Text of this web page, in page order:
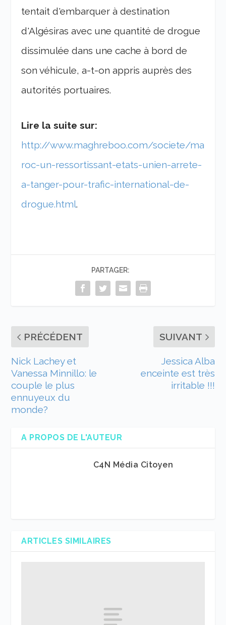
tentait d'embarquer à destination
d'Algésiras avec une quantité de drogue
dissimulée dans une cache à bord de
son véhicule, a-t-on appris auprès des
autorités portuaires.
Lire la suite sur:
http://www.maghreboo.com/societe/ma
roc-un-ressortissant-etats-unien-arrete-
a-tanger-pour-trafic-international-de-
drogue.html.
PARTAGER:
PRÉCÉDENT
Nick Lachey et
Vanessa Minnillo: le
couple le plus
ennuyeux du
monde?
SUIVANT
Jessica Alba
enceinte est très
irritable !!!
A PROPOS DE L'AUTEUR
C4N Média Citoyen
ARTICLES SIMILAIRES